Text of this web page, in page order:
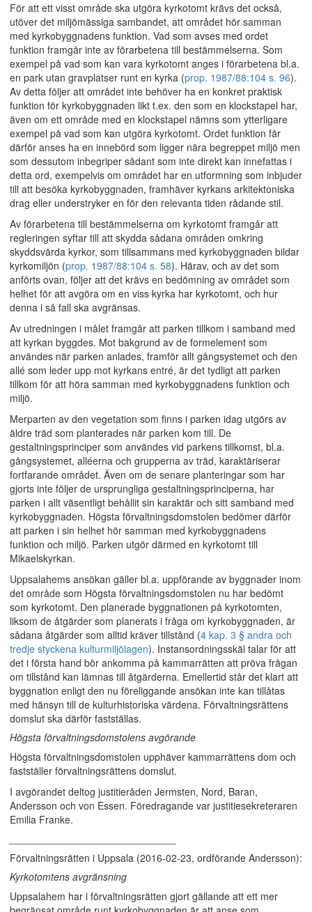
För att ett visst område ska utgöra kyrkotomt krävs det också,
utöver det miljömässiga sambandet, att området hör samman
med kyrkobyggnadens funktion. Vad som avses med ordet
funktion framgår inte av förarbetena till bestämmelserna. Som
exempel på vad som kan vara kyrkotomt anges i förarbetena bl.a.
en park utan gravplatser runt en kyrka (prop. 1987/88:104 s. 96).
Av detta följer att området inte behöver ha en konkret praktisk
funktion för kyrkobyggnaden likt t.ex. den som en klockstapel har,
även om ett område med en klockstapel nämns som ytterligare
exempel på vad som kan utgöra kyrkotomt. Ordet funktion får
därför anses ha en innebörd som ligger nära begreppet miljö men
som dessutom inbegriper sådant som inte direkt kan innefattas i
detta ord, exempelvis om området har en utformning som inbjuder
till att besöka kyrkobyggnaden, framhäver kyrkans arkitektoniska
drag eller understryker en för den relevanta tiden rådande stil.
Av förarbetena till bestämmelserna om kyrkotomt framgår att
regleringen syftar till att skydda sådana områden omkring
skyddsvärda kyrkor, som tillsammans med kyrkobyggnaden bildar
kyrkomiljön (prop. 1987/88:104 s. 58). Härav, och av det som
anförts ovan, följer att det krävs en bedömning av området som
helhet för att avgöra om en viss kyrka har kyrkotomt, och hur
denna i så fall ska avgränsas.
Av utredningen i målet framgår att parken tillkom i samband med
att kyrkan byggdes. Mot bakgrund av de formelement som
användes när parken anlades, framför allt gångsystemet och den
allé som leder upp mot kyrkans entré, är det tydligt att parken
tillkom för att höra samman med kyrkobyggnadens funktion och
miljö.
Merparten av den vegetation som finns i parken idag utgörs av
äldre träd som planterades när parken kom till. De
gestaltningsprinciper som användes vid parkens tillkomst, bl.a.
gångsystemet, alléerna och grupperna av träd, karaktäriserar
fortfarande området. Även om de senare planteringar som har
gjorts inte följer de ursprungliga gestaltningsprinciperna, har
parken i allt väsentligt behållit sin karaktär och sitt samband med
kyrkobyggnaden. Högsta förvaltningsdomstolen bedömer därför
att parken i sin helhet hör samman med kyrkobyggnadens
funktion och miljö. Parken utgör därmed en kyrkotomt till
Mikaelskyrkan.
Uppsalahems ansökan gäller bl.a. uppförande av byggnader inom
det område som Högsta förvaltningsdomstolen nu har bedömt
som kyrkotomt. Den planerade byggnationen på kyrkotomten,
liksom de åtgärder som planerats i fråga om kyrkobyggnaden, är
sådana åtgärder som alltid kräver tillstånd (4 kap. 3 § andra och
tredje styckena kulturmiljölagen). Instansordningsskäl talar för att
det i första hand bör ankomma på kammarrätten att pröva frågan
om tillstånd kan lämnas till åtgärderna. Emellertid står det klart att
byggnation enligt den nu föreliggande ansökan inte kan tillåtas
med hänsyn till de kulturhistoriska värdena. Förvaltningsrättens
domslut ska därför fastställas.
Högsta förvaltningsdomstolens avgörande
Högsta förvaltningsdomstolen upphäver kammarrättens dom och
fastställer förvaltningsrättens domslut.
I avgörandet deltog justitieråden Jermsten, Nord, Baran,
Andersson och von Essen. Föredragande var justitiesekreteraren
Emilia Franke.
Förvaltningsrätten i Uppsala (2016-02-23, ordförande Andersson):
Kyrkotomtens avgränsning
Uppsalahem har i förvaltningsrätten gjort gällande att ett mer